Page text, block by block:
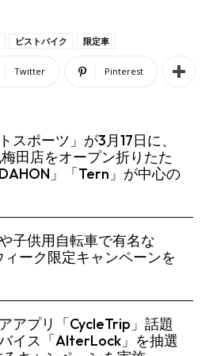
ピストバイク 限定車
Twitter Pinterest
スポーツ」が3月17日に、
田店をオープン折りたた
」「Tern」が中心の
子供用自転車で有名な
ィーク限定キャンペーンを
アプリ「CycleTrip」話題
イス「AlterLock」を抽選